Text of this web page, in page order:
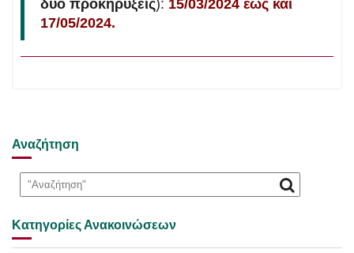
δύο προκηρύξεις): 15/03/2024 έως και
17/05/2024.
Αναζήτηση
Κατηγορίες Ανακοινώσεων